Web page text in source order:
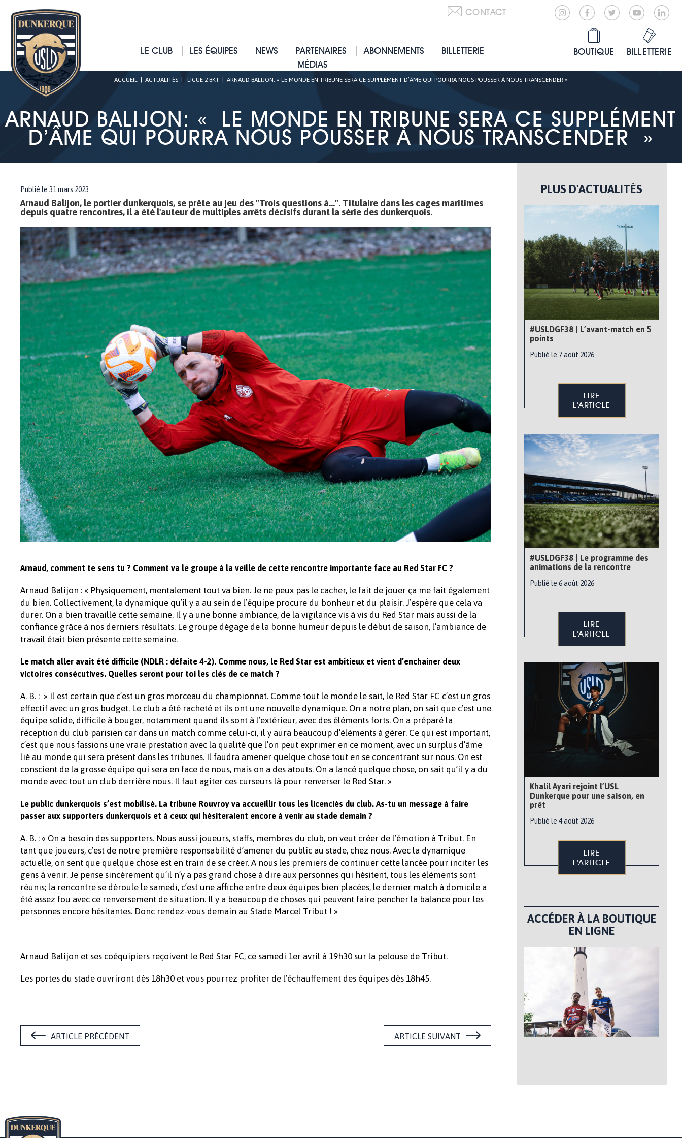
CONTACT
LE CLUB LES ÉQUIPES NEWS PARTENAIRES ABONNEMENTS
BILLETTERIE
MÉDIAS
BOUTIQUE BILLETTERIE
ACCUEIL ACTUALITÉS LIGUE 2 BKT ARNAUD BALIJON: « LE MONDE EN TRIBUNE SERA CE SUPPLÉMENT D’ÂME QUI POURRA NOUS POUSSER À NOUS TRANSCENDER »
ARNAUD BALIJON: « LE MONDE EN TRIBUNE SERA CE SUPPLÉMENT
D’ÂME QUI POURRA NOUS POUSSER À NOUS TRANSCENDER »
Publié le 31 mars 2023
Arnaud Balijon, le portier dunkerquois, se prête au jeu des "Trois questions à...". Titulaire dans les cages maritimes
depuis quatre rencontres, il a été l'auteur de multiples arrêts décisifs durant la série des dunkerquois.
Arnaud, comment te sens tu ? Comment va le groupe à la veille de cette rencontre importante face au Red Star FC ?
Arnaud Balijon : « Physiquement, mentalement tout va bien. Je ne peux pas le cacher, le fait de jouer ça me fait également
du bien. Collectivement, la dynamique qu’il y a au sein de l’équipe procure du bonheur et du plaisir. J’espère que cela va
durer. On a bien travaillé cette semaine. Il y a une bonne ambiance, de la vigilance vis à vis du Red Star mais aussi de la
confiance grâce à nos derniers résultats. Le groupe dégage de la bonne humeur depuis le début de saison, l’ambiance de
travail était bien présente cette semaine.
Le match aller avait été difficile (NDLR : défaite 4-2). Comme nous, le Red Star est ambitieux et vient d’enchainer deux
victoires consécutives. Quelles seront pour toi les clés de ce match ?
A. B. : » Il est certain que c’est un gros morceau du championnat. Comme tout le monde le sait, le Red Star FC c’est un gros
effectif avec un gros budget. Le club a été racheté et ils ont une nouvelle dynamique. On a notre plan, on sait que c’est une
équipe solide, difficile à bouger, notamment quand ils sont à l’extérieur, avec des éléments forts. On a préparé la
réception du club parisien car dans un match comme celui-ci, il y aura beaucoup d’éléments à gérer. Ce qui est important,
c’est que nous fassions une vraie prestation avec la qualité que l’on peut exprimer en ce moment, avec un surplus d’âme
lié au monde qui sera présent dans les tribunes. Il faudra amener quelque chose tout en se concentrant sur nous. On est
conscient de la grosse équipe qui sera en face de nous, mais on a des atouts. On a lancé quelque chose, on sait qu’il y a du
monde avec tout un club derrière nous. Il faut agiter ces curseurs là pour renverser le Red Star. »
Le public dunkerquois s’est mobilisé. La tribune Rouvroy va accueillir tous les licenciés du club. As-tu un message à faire
passer aux supporters dunkerquois et à ceux qui hésiteraient encore à venir au stade demain ?
A. B. : « On a besoin des supporters. Nous aussi joueurs, staffs, membres du club, on veut créer de l’émotion à Tribut. En
tant que joueurs, c’est de notre première responsabilité d’amener du public au stade, chez nous. Avec la dynamique
actuelle, on sent que quelque chose est en train de se créer. A nous les premiers de continuer cette lancée pour inciter les
gens à venir. Je pense sincèrement qu’il n’y a pas grand chose à dire aux personnes qui hésitent, tous les éléments sont
réunis; la rencontre se déroule le samedi, c’est une affiche entre deux équipes bien placées, le dernier match à domicile a
été assez fou avec ce renversement de situation. Il y a beaucoup de choses qui peuvent faire pencher la balance pour les
personnes encore hésitantes. Donc rendez-vous demain au Stade Marcel Tribut ! »
Arnaud Balijon et ses coéquipiers reçoivent le Red Star FC, ce samedi 1er avril à 19h30 sur la pelouse de Tribut.
Les portes du stade ouvriront dès 18h30 et vous pourrez profiter de l’échauffement des équipes dès 18h45.
ARTICLE PRÉCÉDENT ARTICLE SUIVANT
PLUS D'ACTUALITÉS
#USLDGF38 | L’avant-match en 5
points
Publié le 7 août 2026
LIRE
L'ARTICLE
#USLDGF38 | Le programme des
animations de la rencontre
Publié le 6 août 2026
LIRE
L'ARTICLE
Khalil Ayari rejoint l’USL
Dunkerque pour une saison, en
prêt
Publié le 4 août 2026
LIRE
L'ARTICLE
ACCÉDER À LA BOUTIQUE
EN LIGNE